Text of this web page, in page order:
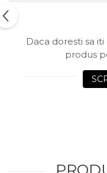
Daca doresti sa
produs